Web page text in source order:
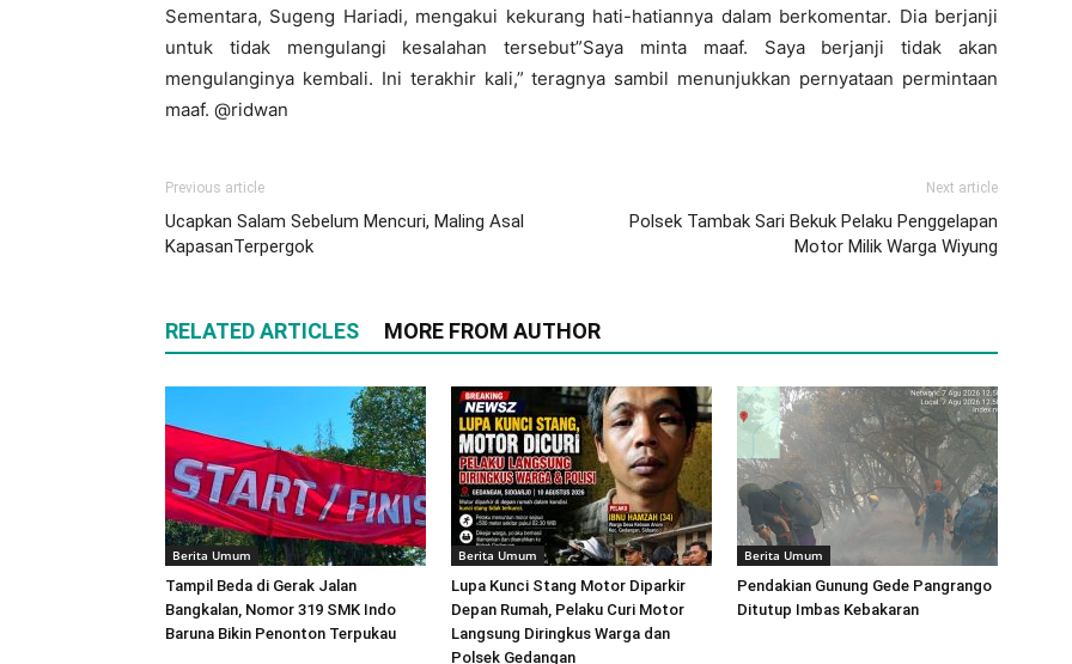
Sementara, Sugeng Hariadi, mengakui kekurang hati-hatiannya dalam berkomentar. Dia berjanji
untuk tidak mengulangi kesalahan tersebut”Saya minta maaf. Saya berjanji tidak akan
mengulanginya kembali. Ini terakhir kali,” teragnya sambil menunjukkan pernyataan permintaan
maaf. @ridwan
Previous article
Ucapkan Salam Sebelum Mencuri, Maling Asal
KapasanTerpergok
Next article
Polsek Tambak Sari Bekuk Pelaku Penggelapan
Motor Milik Warga Wiyung
RELATED ARTICLES MORE FROM AUTHOR
Berita Umum
Tampil Beda di Gerak Jalan
Bangkalan, Nomor 319 SMK Indo
Baruna Bikin Penonton Terpukau
Berita Umum
Lupa Kunci Stang Motor Diparkir
Depan Rumah, Pelaku Curi Motor
Langsung Diringkus Warga dan
Polsek Gedangan
Berita Umum
Pendakian Gunung Gede Pangrango
Ditutup Imbas Kebakaran